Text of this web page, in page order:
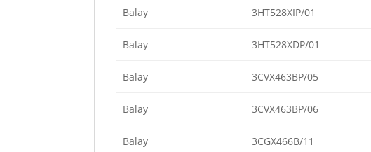
Balay 3HT528XIP/01
Balay 3HT528XDP/01
Balay 3CVX463BP/05
Balay 3CVX463BP/06
Balay 3CGX466B/11